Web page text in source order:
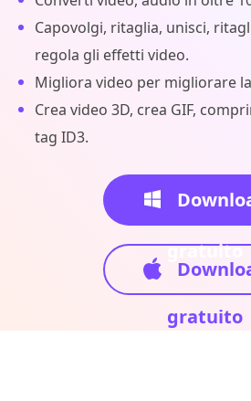
Capovolgi, ritaglia, unisci,
regola gli effetti video.
Migliora video per migliorare
Crea video 3D, crea GIF,
tag ID3.
gratuito
gratuito